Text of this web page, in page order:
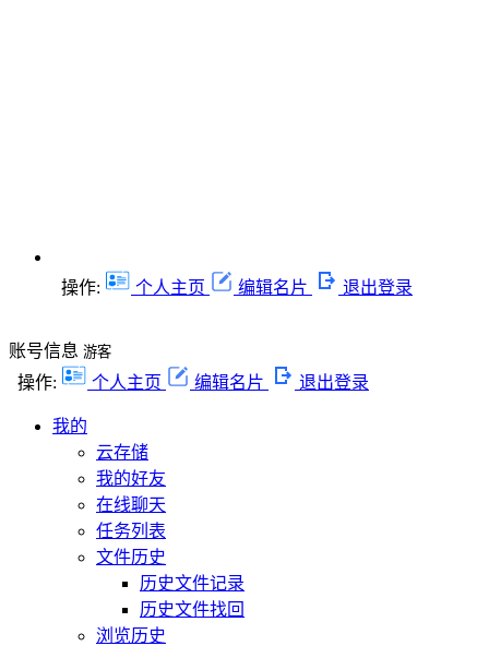
操作: 个人主页 编辑名片 退出登录
账号信息 游客
操作: 个人主页 编辑名片 退出登录
我的
云存储
我的好友
在线聊天
任务列表
文件历史
历史文件记录
历史文件找回
浏览历史